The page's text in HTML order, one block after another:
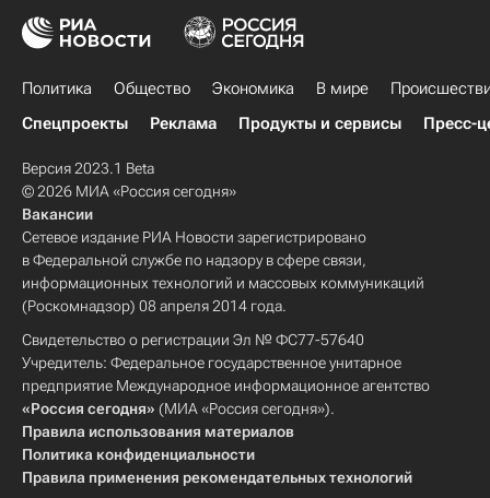
Политика Общество Экономика В мире
Спецпроекты
Реклама Продукты и сервисы Пресс-
Версия 2023.1 Beta
© 2026 МИА «Россия сегодня»
Вакансии
Сетевое издание РИА Новости зарегистрировано
в Федеральной службе по надзору в сфере связи,
информационных технологий и массовых коммуникаций
(Роскомнадзор) 08 апреля 2014 года.
Свидетельство о регистрации Эл № ФС77-57640
Учредитель: Федеральное государственное унитарное
предприятие Международное информационное агентство
«Россия сегодня» (МИА «Россия сегодня»).
Правила использования материалов
Политика конфиденциальности
Правила применения рекомендательных технологий